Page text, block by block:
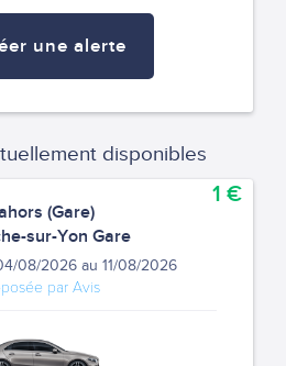
une alerte
disponibles
(Gare)
sur-Yon Gare
08/2026 au 11/08/2026
par Avis
1 €